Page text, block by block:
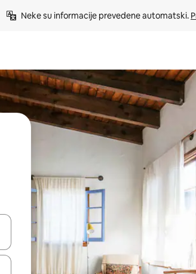
Neke su informacije prevedene automatski.
koristeći se strelicama prema gore i prema